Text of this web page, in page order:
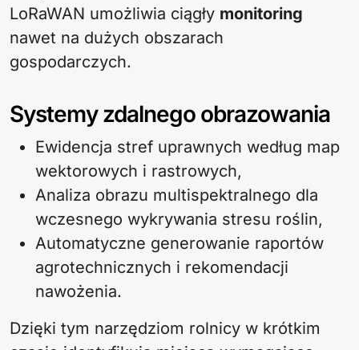
LoRaWAN umożliwia ciągły monitoring
nawet na dużych obszarach
gospodarczych.
Systemy zdalnego obrazowania
Ewidencja stref uprawnych według map
wektorowych i rastrowych,
Analiza obrazu multispektralnego dla
wczesnego wykrywania stresu roślin,
Automatyczne generowanie raportów
agrotechnicznych i rekomendacji
nawożenia.
Dzięki tym narzędziom rolnicy w krótkim